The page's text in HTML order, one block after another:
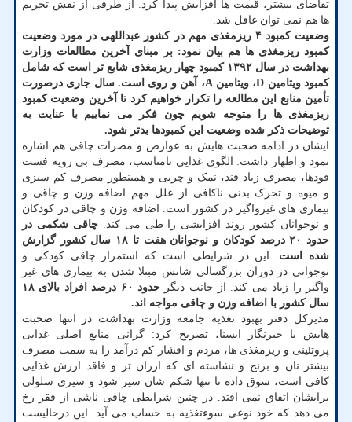
تقاضای بیشتر، قیمت ها افزایش پیدا کرد. از طرفی از نقش تحریم
ها هم نمی توان غافل شد.
وضعیت کمبود ۴ ریزمغذی مهم در کشور
عبداللهی در مورد وضعیت
کمبود ریزمغذی ها هم بیان نمود: بر مبنای آخرین مطالعات وزارت
بهداشت در سال ۱۳۹۲ کمبود چهار ریزمغذی شایع تر است که شامل
کمبود ویتامین D، ویتامین A، آهن و روی است. سال جاری درصورت
تأمین منابع این مطالعه را تکرار خواهیم کرد تا آخرین وضعیت کمبود
ریزمغذی ها را متوجه شویم چون فکر می نماییم با عنایت به
توضیحات ذکر شده وضعیت این کمبودها بدتر شود.
ایشان در ادامه صحبت هایش به عوارض و مضرات چاقی هم اشاره
نمود و اظهار داشت: الگوی غذایی نامناسب، مصرف بی رویه فست
فودها، مصرف زیاد قند، نمک و چربی و همینطور مصرف کم سبزی
و میوه و تحرک بدنی ناکافی از علل مهم اضافه وزن و چاقی و
بیماری های غیرواگیر در کشور است. اضافه وزن و چاقی در کودکان
و نوجوانان کشور روند افزایشی را طی می کند.چاقی شکمی در
حدود ۲۰ درصد کودکان و نوجوانان هفت تا ۱۸ سال کشور گزارش
شده است. این در شرایطی است که استمرار چاقی کودکی و
نوجوانی در دوران بزرگسالی شانس مبتلا شدن به بیماری های غیر
واگیر را زیاد می کند. از جانب دیگر
حدود ۶۰ درصد افراد بالای ۱۸
سال کشور با اضافه وزن و چاقی مواجه اند.
مدیرکل دفتر بهبود تغذیه جامعه وزارت بهداشت در انتها صحبت
هایش با خبرنگار ایسنا، تصریح کرد: گرانی منابع اصلی غذایی
پروتئینی و ریزمغذی ها، مردم و اقشار کم درآمد را به سمت مصرف
بیشتر نان و برنج و نشاسته ای که ارزان تر و فاقد ارزش غذایی
کافی است، سوق داده تا تنها شکم شان سیر شود و سیری سلولی
برایشان اتفاق نمی افتد. در چنین شرایطی چاقی ناشی از فقر رخ
می دهد که خود نوعی سوءتغذیه به حساب می آید. این درحالیست